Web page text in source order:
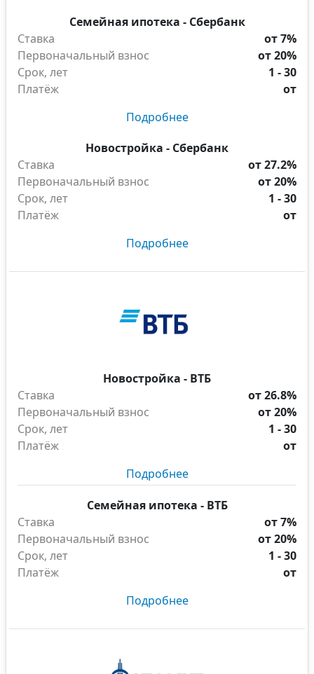
Семейная ипотека - Сбербанк
Ставка
от 7%
Первоначальный взнос
от 20%
Срок, лет
1 - 30
Платёж
от
Подробнее
Новостройка - Сбербанк
Ставка
от 27.2%
Первоначальный взнос
от 20%
Срок, лет
1 - 30
Платёж
от
Подробнее
Новостройка - ВТБ
Ставка
от 26.8%
Первоначальный взнос
от 20%
Срок, лет
1 - 30
Платёж
от
Подробнее
Семейная ипотека - ВТБ
Ставка
от 7%
Первоначальный взнос
от 20%
Срок, лет
1 - 30
Платёж
от
Подробнее